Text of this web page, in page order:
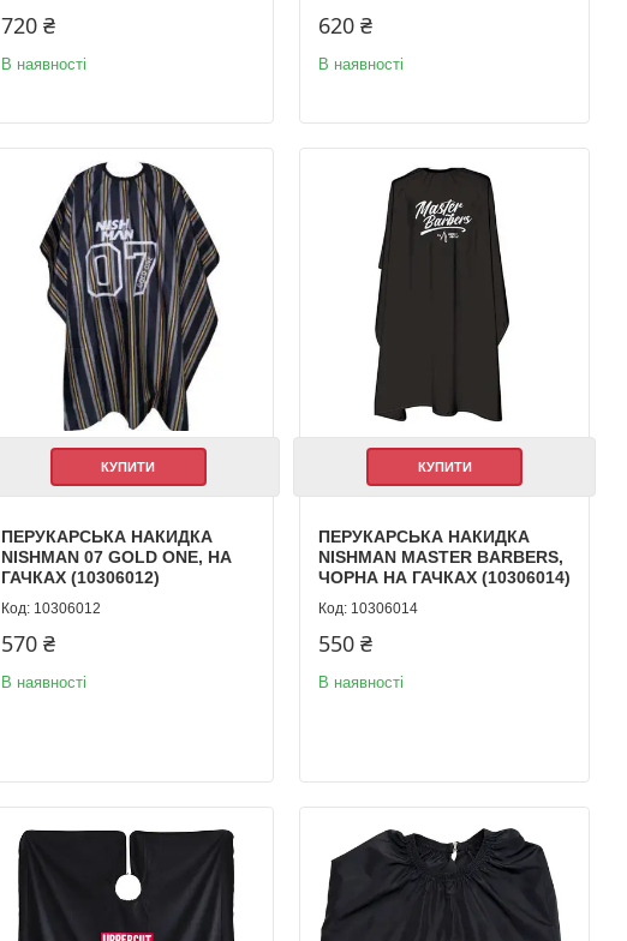
720 ₴
В наявності
620 ₴
В наявності
КУПИТИ
ПЕРУКАРСЬКА НАКИДКА
NISHMAN 07 GOLD ONE, НА
ГАЧКАХ (10306012)
10306012
570 ₴
В наявності
КУПИТИ
ПЕРУКАРСЬКА НАКИДКА
NISHMAN MASTER BARBERS,
ЧОРНА НА ГАЧКАХ (10306014)
10306014
550 ₴
В наявності